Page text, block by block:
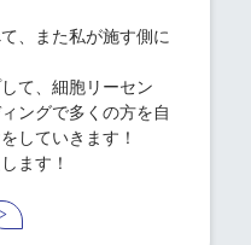
、また私が施す側に
て、細胞リーセン
ングで多くの方を自
していきます！
ます！
>